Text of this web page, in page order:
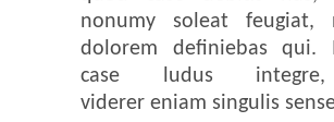
nonumy soleat feugiat,
dolorem definiebas qui.
case ludus
viderer eniam singulis